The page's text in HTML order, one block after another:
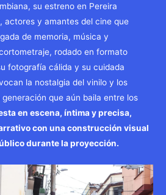
su estreno en Pereira
actores y amantes del cine que
de memoria, música y
rodado en formato
fotografía cálida y su cuidada
la nostalgia del vinilo y los
que aún baila entre los
en escena, íntima y precisa,
con una construcción visual
durante la proyección.